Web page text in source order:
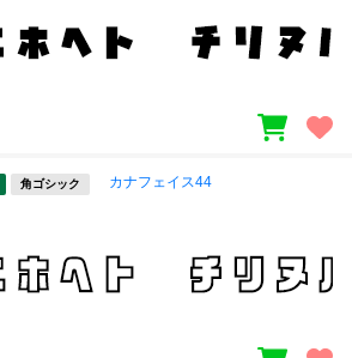
角ゴシック カナフェイス44